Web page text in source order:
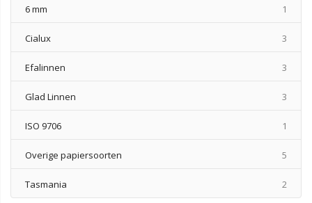
6 mm 1
Cialux 3
Efalinnen 3
Glad Linnen 3
ISO 9706 1
Overige papiersoorten 5
Tasmania 2